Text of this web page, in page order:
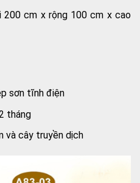
200 cm x rộng 100 cm x cao
sơn tĩnh điện
tháng
và cây truyền dịch